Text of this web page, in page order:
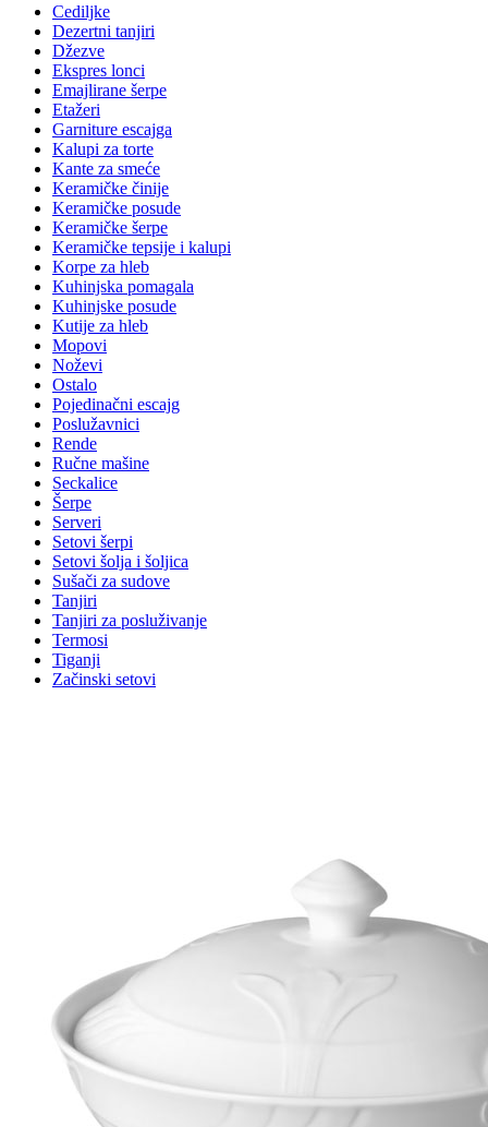
Cediljke
Dezertni tanjiri
Džezve
Ekspres lonci
Emajlirane šerpe
Etažeri
Garniture escajga
Kalupi za torte
Kante za smeće
Keramičke činije
Keramičke posude
Keramičke šerpe
Keramičke tepsije i kalupi
Korpe za hleb
Kuhinjska pomagala
Kuhinjske posude
Kutije za hleb
Mopovi
Noževi
Ostalo
Pojedinačni escajg
Poslužavnici
Rende
Ručne mašine
Seckalice
Šerpe
Serveri
Setovi šerpi
Setovi šolja i šoljica
Sušači za sudove
Tanjiri
Tanjiri za posluživanje
Termosi
Tiganji
Začinski setovi